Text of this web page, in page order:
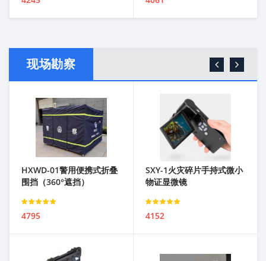
3.00out of 5 3.00out of 5
现场勘察
HXWD-01警用便携式折叠
围挡（360°遮挡）
Rated
3.00out of 5
4795
SXY-1火灾碎片手持式微小
物证显微镜
Rated
3.00out of 5
4152